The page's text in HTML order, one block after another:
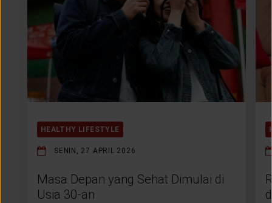
HEALTHY LIFESTYLE
SENIN, 27 APRIL 2026
Masa Depan yang Sehat Dimulai di
Usia 30-an